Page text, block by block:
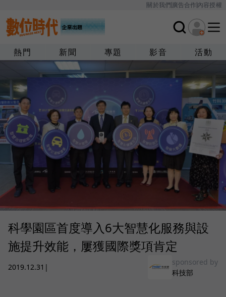
關於我們廣告合作內容授權
熱門 新聞 專題 影音 活動
科學園區首度導入6大智慧化服務與設
施提升效能，屢獲國際獎項肯定
2019.12.31 |
sponsored by
科技部